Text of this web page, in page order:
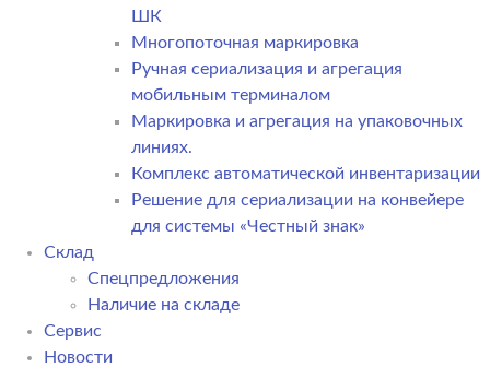
ШК
Многопоточная маркировка
Ручная сериализация и агрегация
мобильным терминалом
Маркировка и агрегация на упаковочных
линиях.
Комплекс автоматической инвентаризации
Решение для сериализации на конвейере
для системы «Честный знак»
Склад
Спецпредложения
Наличие на складе
Сервис
Новости